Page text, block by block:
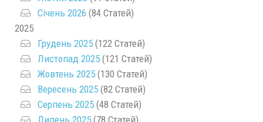
Січень 2026 (84 Статей)
2025
Грудень 2025 (122 Статей)
Листопад 2025 (121 Статей)
Жовтень 2025 (130 Статей)
Вересень 2025 (82 Статей)
Серпень 2025 (48 Статей)
Липень 2025 (78 Статей)